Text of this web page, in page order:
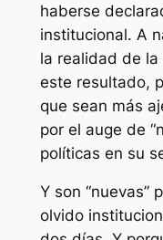
haberse
institucional. A
la realidad de
este resultado,
que sean más
por el auge de
políticas en su
Y son “nuevas”
olvido